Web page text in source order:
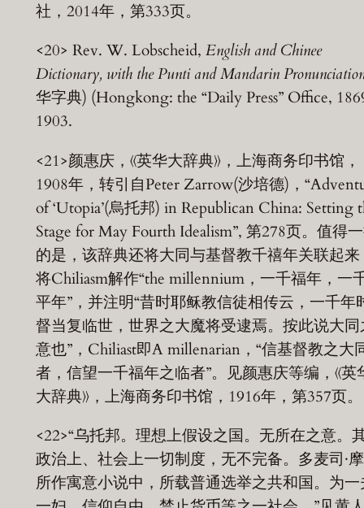
社，2014年，第333页。
<20> Rev. W. Lobscheid, English and Chinee
Dictionary, with the Punti and Mandarin
华字典) (Hongkong: the “Daily Press” Office,
1903.
<21>颜惠庆，《英华大辞典》，上海商务印书馆，
1908年，转引自Peter Zarrow(沙培德)，
of ‘Utopia’(烏托邦) in Republican China: Setting
Stage for May Fourth Idealism”, 第278页。值得
的是，该辞典还将大同与基督教千禧年关联起来
将Chiliasm解作“the millennium，一千福年，一
平年”，并注明“昔时耶稣教信徒相传云，一千年
督当复临世，世界之大魔将受逮焉。按此说大同
意也”，Chiliast即A millenarian，“信基督教之大
者，信望一千福年之临者”。见颜惠庆等编，《英
大辞典》，上海商务印书馆，1916年，第357页。
<22>“乌托邦。理想上假设之国。无所在之意。
政治上、社会上一切制度，无不完备。多麦司·
所作寓意小说中，所载普通选举之共和国。为一